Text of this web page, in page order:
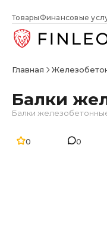
Товары Финансовые
Главная
Балки
Балки
0 0